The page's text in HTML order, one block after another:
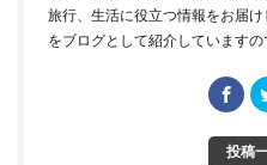
旅行、生活に役立つ情報をお届
をブログとして紹介していますの
投稿